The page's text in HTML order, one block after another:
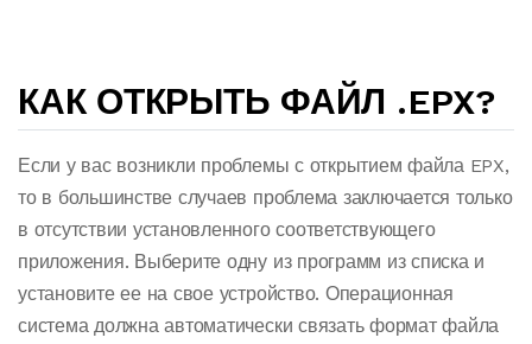
КАК ОТКРЫТЬ ФАЙЛ .EPX?
Если у вас возникли проблемы с открытием файла EPX,
то в большинстве случаев проблема заключается только
в отсутствии установленного соответствующего
приложения. Выберите одну из программ из списка и
установите ее на свое устройство. Операционная
система должна автоматически связать формат файла